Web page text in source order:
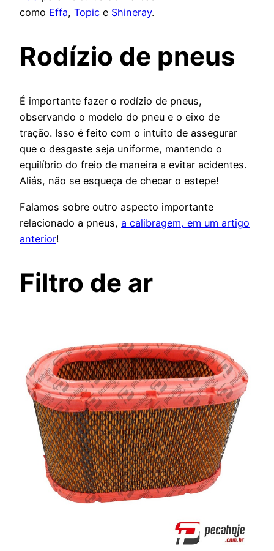
como Effa, Topic e Shineray.
Rodízio de pneus
É importante fazer o rodízio de pneus,
observando o modelo do pneu e o eixo de
tração. Isso é feito com o intuito de assegurar
que o desgaste seja uniforme, mantendo o
equilíbrio do freio de maneira a evitar acidentes.
Aliás, não se esqueça de checar o estepe!
Falamos sobre outro aspecto importante
relacionado a pneus, a calibragem, em um artigo
anterior!
Filtro de ar